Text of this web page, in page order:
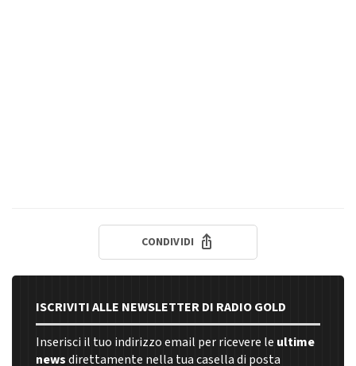
CONDIVIDI
ISCRIVITI ALLE NEWSLETTER DI RADIO GOLD
Inserisci il tuo indirizzo email per ricevere le ultime
newsdirettamente nella tua casella di posta